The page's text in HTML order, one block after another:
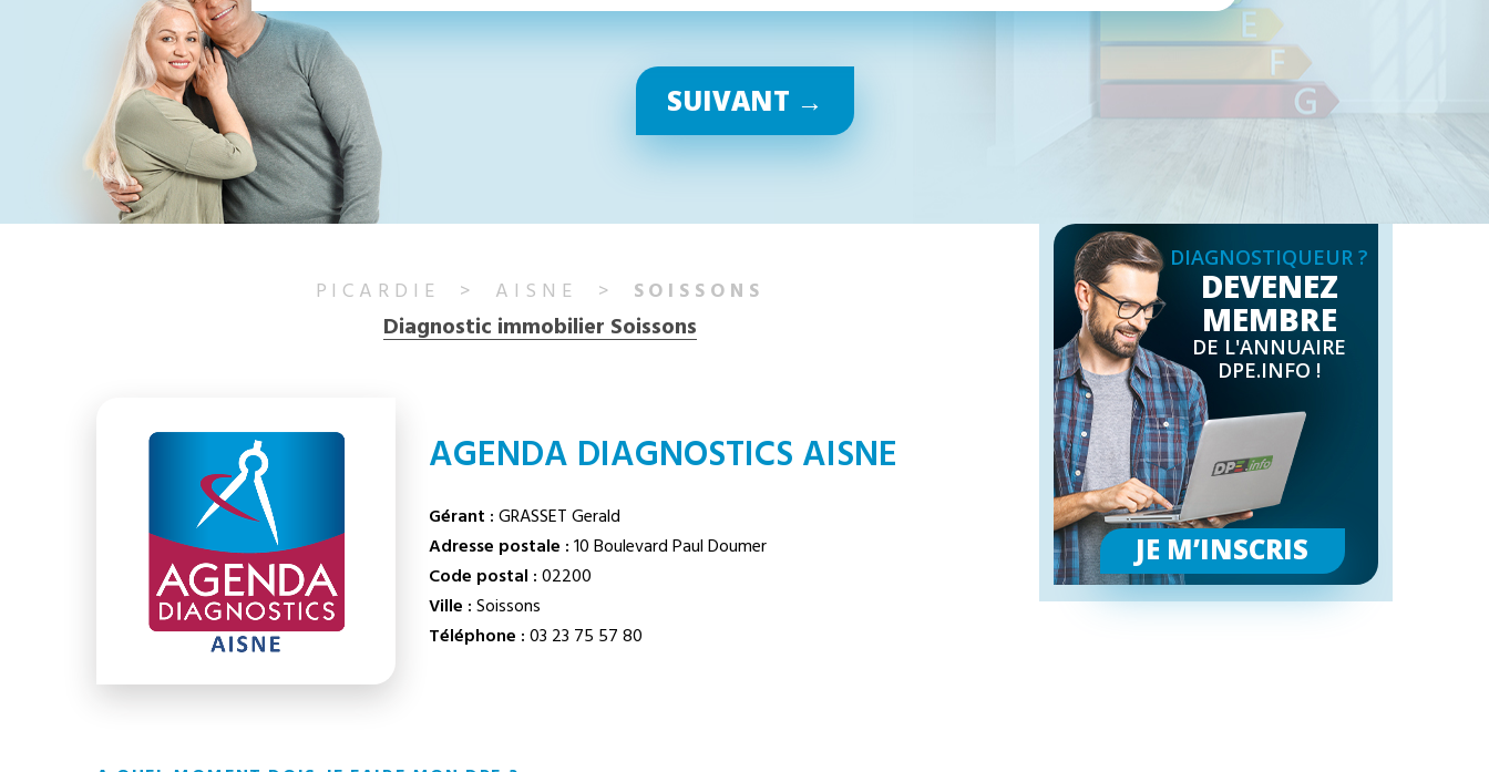
SUIVANT →
PICARDIE AISNE SOISSONS
Diagnostic immobilier Soissons
AGENDA DIAGNOSTICS AISNE
Gérant :GRASSET Gerald
Adresse postale :10 Boulevard Paul Doumer
Code postal :02200
Ville :Soissons
Téléphone :03 23 75 57 80
DIAGNOSTIQUEUR ?
DEVENEZ
MEMBRE
DE L'ANNUAIRE
DPE.INFO !
JE M’INSCRIS